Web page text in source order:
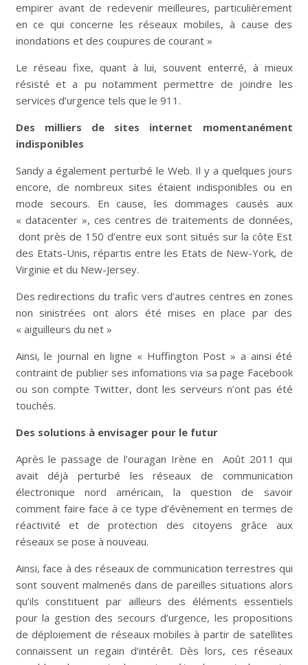
empirer avant de redevenir meilleures, particulièrement
en ce qui concerne les réseaux mobiles, à cause des
inondations et des coupures de courant »
Le réseau fixe, quant à lui, souvent enterré, à mieux
résisté et a pu notamment permettre de joindre les
services d’urgence tels que le 911.
Des milliers de sites internet momentanément
indisponibles
Sandy a également perturbé le Web. Il y a quelques jours
encore, de nombreux sites étaient indisponibles ou en
mode secours. En cause, les dommages causés aux
« datacenter », ces centres de traitements de données,
dont près de 150 d’entre eux sont situés sur la côte Est
des Etats-Unis, répartis entre les Etats de New-York, de
Virginie et du New-Jersey.
Des redirections du trafic vers d’autres centres en zones
non sinistrées ont alors été mises en place par des
« aiguilleurs du net »
Ainsi, le journal en ligne « Huffington Post » a ainsi été
contraint de publier ses infomations via sa page Facebook
ou son compte Twitter, dont les serveurs n’ont pas été
touchés.
Des solutions à envisager pour le futur
Après le passage de l’ouragan Irène en Août 2011 qui
avait déjà perturbé les réseaux de communication
électronique nord américain, la question de savoir
comment faire face à ce type d’évènement en termes de
réactivité et de protection des citoyens grâce aux
réseaux se pose à nouveau.
Ainsi, face à des réseaux de communication terrestres qui
sont souvent malmenés dans de pareilles situations alors
qu’ils constituent par ailleurs des éléments essentiels
pour la gestion des secours d’urgence, les propositions
de déploiement de réseaux mobiles à partir de satellites
connaissent un regain d’intérêt. Dès lors, ces réseaux